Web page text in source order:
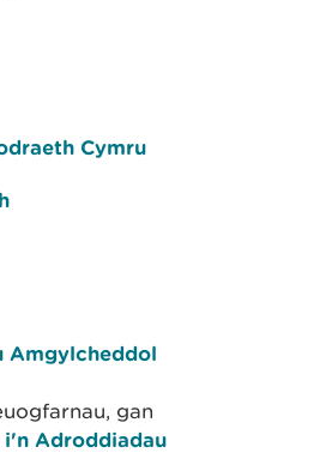
Cymru
Amgylcheddol
gan
Adroddiadau